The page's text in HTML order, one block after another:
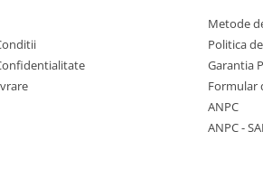
Metode
Politica
Garantia
Formular
ANPC
ANPC -